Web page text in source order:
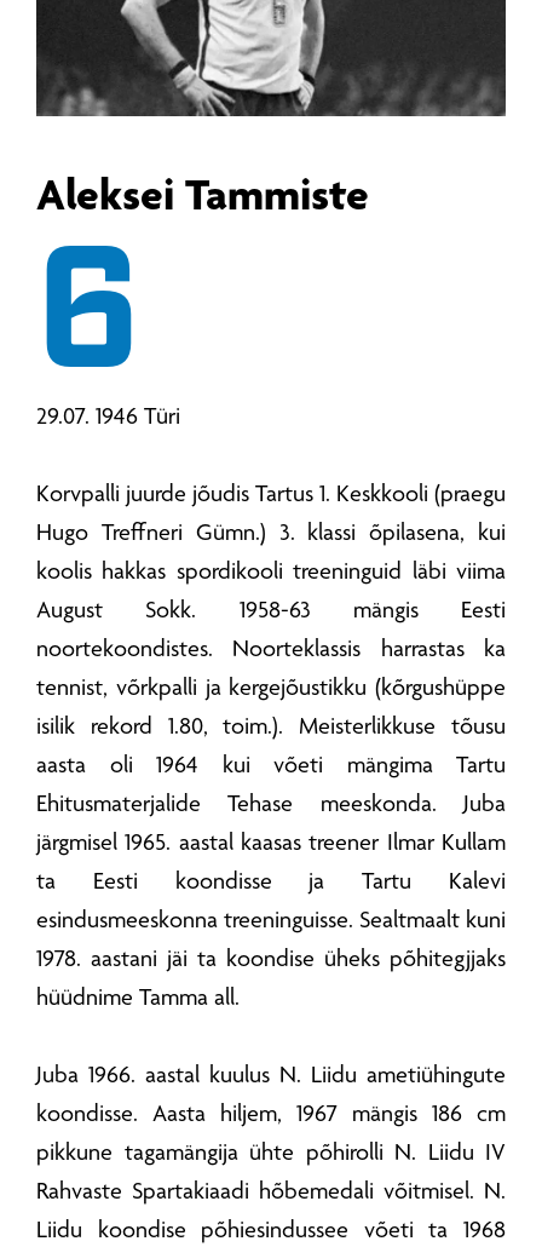
Aleksei Tammiste
6
29.07. 1946 Türi
Korvpalli juurde jõudis Tartus 1. Keskkooli (praegu
Hugo Treffneri Gümn.) 3. klassi õpilasena, kui
koolis hakkas spordikooli treeninguid läbi viima
August Sokk. 1958-63 mängis Eesti
noortekoondistes. Noorteklassis harrastas ka
tennist, võrkpalli ja kergejõustikku (kõrgushüppe
isilik rekord 1.80, toim.). Meisterlikkuse tõusu
aasta oli 1964 kui võeti mängima Tartu
Ehitusmaterjalide Tehase meeskonda. Juba
järgmisel 1965. aastal kaasas treener Ilmar Kullam
ta Eesti koondisse ja Tartu Kalevi
esindusmeeskonna treeninguisse. Sealtmaalt kuni
1978. aastani jäi ta koondise üheks põhitegjjaks
hüüdnime Tamma all.
Juba 1966. aastal kuulus N. Liidu ametiühingute
koondisse. Aasta hiljem, 1967 mängis 186 cm
pikkune tagamängija ühte põhirolli N. Liidu IV
Rahvaste Spartakiaadi hõbemedali võitmisel. N.
Liidu koondise põhiesindussee võeti ta 1968